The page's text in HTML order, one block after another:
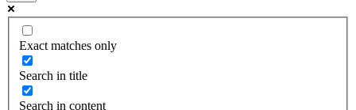
Exact matches only
Search in title
Search in content